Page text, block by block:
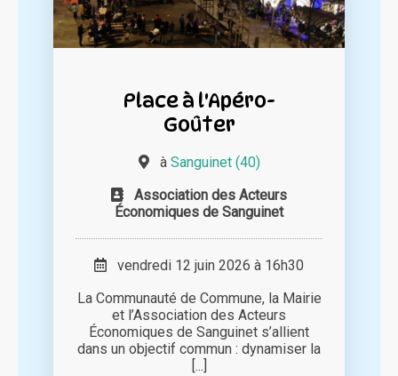
Place à l'Apéro-
Goûter
à Sanguinet (40)
Association des Acteurs
Économiques de Sanguinet
vendredi 12 juin 2026 à 16h30
La Communauté de Commune, la Mairie
et l’Association des Acteurs
Économiques de Sanguinet s’allient
dans un objectif commun : dynamiser la
[...]